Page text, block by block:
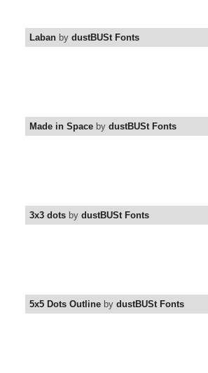
Laban by dustBUSt Fonts
Made in Space by dustBUSt Fonts
3x3 dots by dustBUSt Fonts
5x5 Dots Outline by dustBUSt Fonts